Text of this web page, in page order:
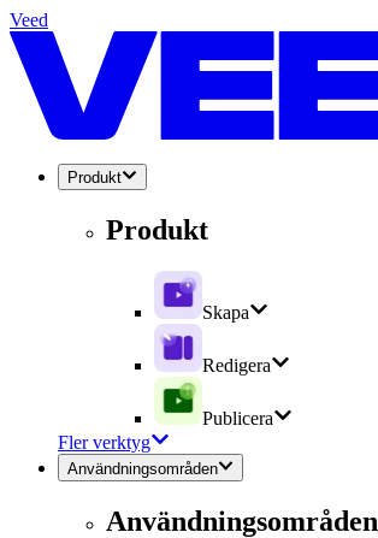
Veed
Produkt
Produkt
Skapa
Redigera
Publicera
Fler verktyg
Användningsområden
Användningsområden